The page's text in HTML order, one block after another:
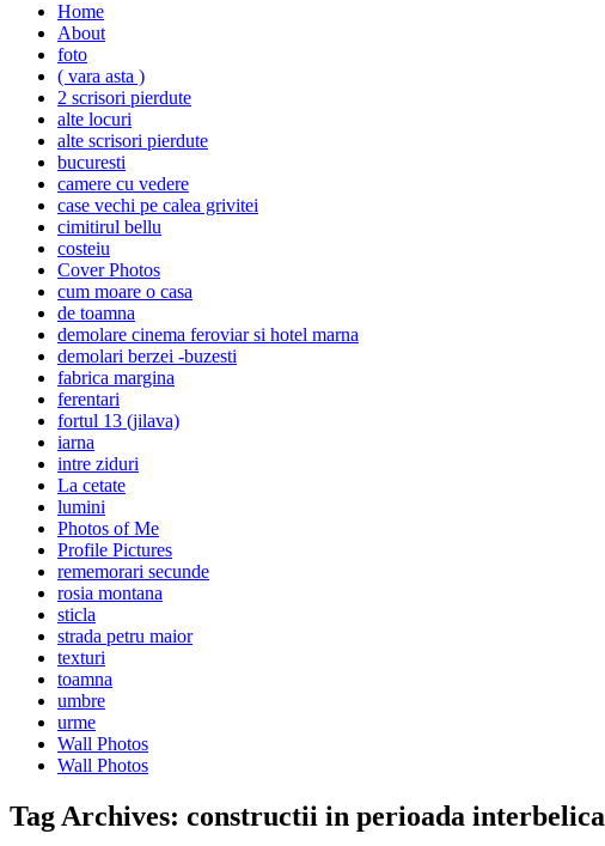
Home
About
foto
( vara asta )
2 scrisori pierdute
alte locuri
alte scrisori pierdute
bucuresti
camere cu vedere
case vechi pe calea grivitei
cimitirul bellu
costeiu
Cover Photos
cum moare o casa
de toamna
demolare cinema feroviar si hotel marna
demolari berzei -buzesti
fabrica margina
ferentari
fortul 13 (jilava)
iarna
intre ziduri
La cetate
lumini
Photos of Me
Profile Pictures
rememorari secunde
rosia montana
sticla
strada petru maior
texturi
toamna
umbre
urme
Wall Photos
Wall Photos
Tag Archives: constructii in perioada interbelica